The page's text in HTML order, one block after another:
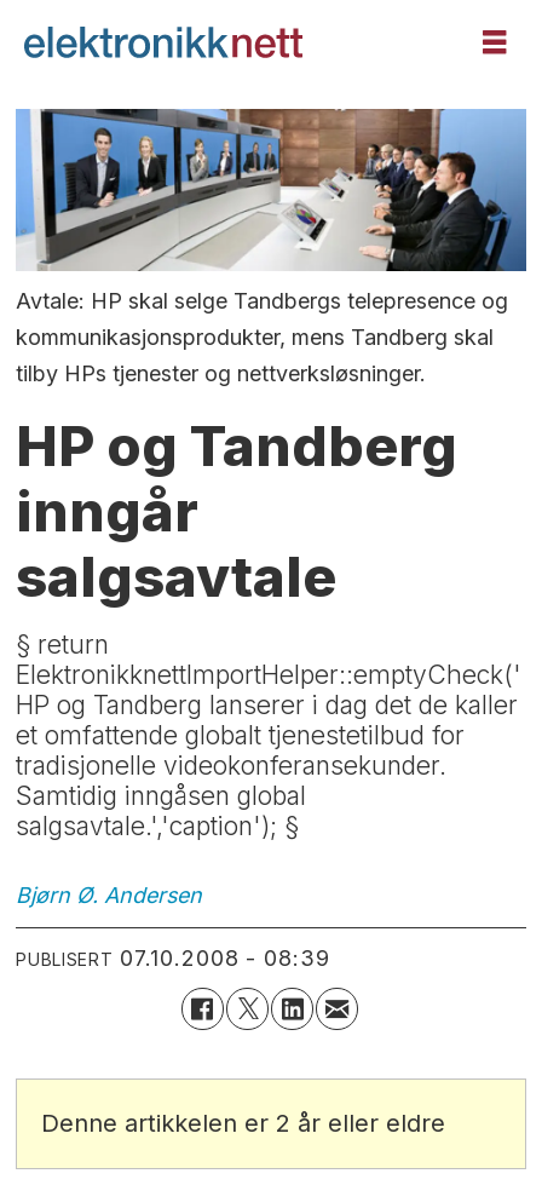
Avtale: HP skal selge Tandbergs telepresence og
kommunikasjonsprodukter, mens Tandberg skal
tilby HPs tjenester og nettverksløsninger.
HP og Tandberg
inngår
salgsavtale
§ return
ElektronikknettImportHelper::emptyCheck('
HP og Tandberg lanserer i dag det de kaller
et omfattende globalt tjenestetilbud for
tradisjonelle videokonferansekunder.
Samtidig inngåsen global
salgsavtale.','caption'); §
Bjørn Ø. Andersen
PUBLISERT 07.10.2008 - 08:39
Denne artikkelen er 2 år eller eldre